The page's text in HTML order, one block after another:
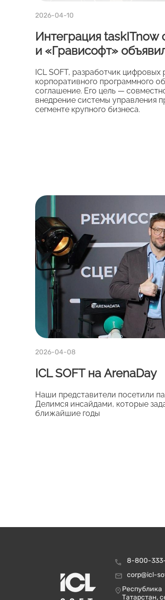
2026-04-10
Интеграция
и «Грависофт»
ICL SOFT, разработчик
корпоративного программного
соглашение. Его цель —
внедрение системы управления
сегменте крупного бизнеса.
2026-04-08
ICL SOFT на ArenaDay
Наши представители посетили
Делимся инсайдами, которые
ближайшие годы
8-800-
corp@icl-
Республика
Татарстан,